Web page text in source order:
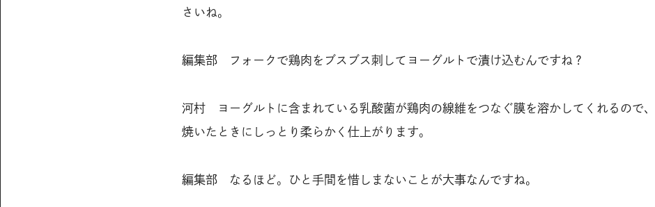
さいね。
編集部 フォークで鶏肉をブスブス刺してヨーグルトで漬け込むんですね？
河村 ヨーグルトに含まれている乳酸菌が鶏肉の線維をつなぐ膜を溶かしてくれるので、
焼いたときにしっとり柔らかく仕上がります。
編集部 なるほど。ひと手間を惜しまないことが大事なんですね。